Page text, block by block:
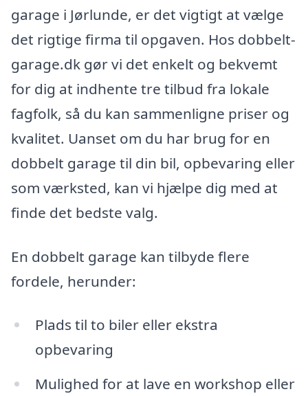
garage i Jørlunde, er det vigtigt at vælge
det rigtige firma til opgaven. Hos dobbelt-
garage.dk gør vi det enkelt og bekvemt
for dig at indhente tre tilbud fra lokale
fagfolk, så du kan sammenligne priser og
kvalitet. Uanset om du har brug for en
dobbelt garage til din bil, opbevaring eller
som værksted, kan vi hjælpe dig med at
finde det bedste valg.
En dobbelt garage kan tilbyde flere
fordele, herunder:
Plads til to biler eller ekstra
opbevaring
Mulighed for at lave en workshop eller